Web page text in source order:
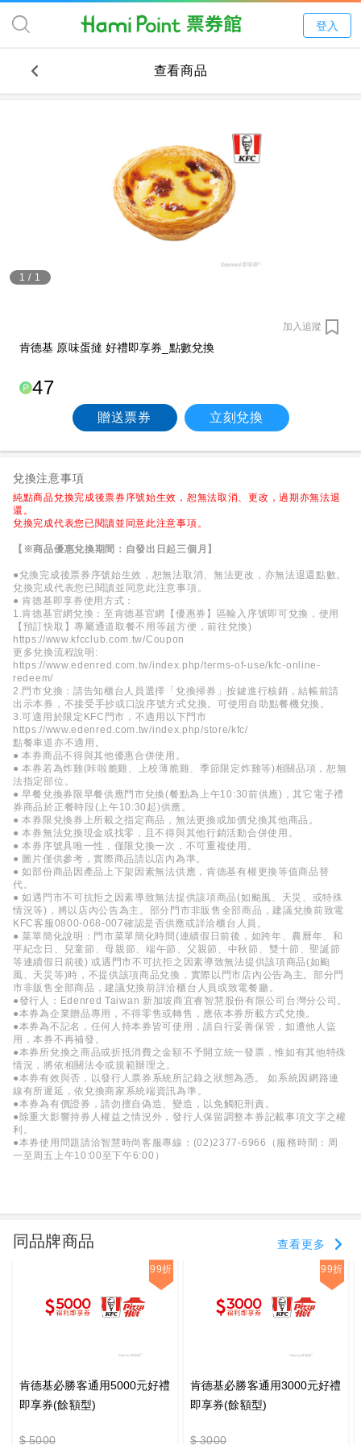
登入
查看商品
1 / 1
加入追蹤
肯德基 原味蛋撻 好禮即享券_點數兌換
47
贈送票券 立刻兌換
兌換注意事項
純點商品兌換完成後票券序號始生效，恕無法取消、更改，過期亦無法退
還。
兌換完成代表您已閱讀並同意此注意事項。
【※商品優惠兌換期間：自發出日起三個月】
●兌換完成後票券序號始生效，恕無法取消、無法更改，亦無法退還點數。
兌換完成代表您已閱讀並同意此注意事項。
● 肯德基即享券使用方式：
1.肯德基官網兌換：至肯德基官網【優惠券】區輸入序號即可兌換，使用
【預訂快取】專屬通道取餐不用等超方便，前往兌換)
https://www.kfcclub.com.tw/Coupon
更多兌換流程說明:
https://www.edenred.com.tw/index.php/terms-of-use/kfc-online-
redeem/
2.門市兌換：請告知櫃台人員選擇「兌換掃券」按鍵進行核銷，結帳前請
出示本券，不接受手抄或口說序號方式兌換。可使用自助點餐機兌換。
3.可適用於限定KFC門市，不適用以下門市
https://www.edenred.com.tw/index.php/store/kfc/
點餐車道亦不適用。
● 本券商品不得與其他優惠合併使用。
● 本券若為炸雞(咔啦脆雞、上校薄脆雞、季節限定炸雞等)相關品項，恕無
法指定部位。
● 早餐兌換券限早餐供應門市兌換(餐點為上午10:30前供應)，其它電子禮
券商品於正餐時段(上午10:30起)供應。
● 本券限兌換券上所載之指定商品，無法更換或加價兌換其他商品。
● 本券無法兌換現金或找零，且不得與其他行銷活動合併使用。
● 本券序號具唯一性，僅限兌換一次，不可重複使用。
● 圖片僅供參考，實際商品請以店內為準。
● 如部份商品因產品上下架因素無法供應，肯德基有權更換等值商品替
代。
● 如遇門市不可抗拒之因素導致無法提供該項商品(如颱風、天災、或特殊
情況等)，將以店內公告為主。部分門市非販售全部商品，建議兌換前致電
KFC客服0800-068-007確認是否供應或詳洽櫃台人員。
● 菜單簡化說明：門市菜單簡化時間(連續假日前後，如跨年、農曆年、和
平紀念日、兒童節、母親節、端午節、父親節、中秋節、雙十節、聖誕節
等連續假日前後) 或遇門市不可抗拒之因素導致無法提供該項商品(如颱
風、天災等)時，不提供該項商品兌換，實際以門市店內公告為主。部分門
市非販售全部商品，建議兌換前詳洽櫃台人員或致電餐廳。
●發行人：Edenred Taiwan 新加坡商宜睿智慧股份有限公司台灣分公司。
●本券為企業贈品專用，不得零售或轉售，應依本券所載方式兌換。
●本券為不記名，任何人持本券皆可使用，請自行妥善保管，如遭他人盜
用，本券不再補發。
●本券所兌換之商品或折抵消費之金額不予開立統一發票，惟如有其他特殊
情況，將依相關法令或規範辦理之。
●本券有效與否，以發行人票券系統所記錄之狀態為憑。 如系統因網路連
線有所遲延，依兌換商家系統端資訊為準。
●本券為有價證券，請勿擅自偽造、變造，以免觸犯刑責。
●除重大影響持券人權益之情況外，發行人保留調整本券記載事項文字之權
利。
●本券使用問題請洽智慧時尚客服專線：(02)2377-6966（服務時間：周
一至周五上午10:00至下午6:00）
同品牌商品 查看更多
99折
肯德基必勝客通用5000元好禮
即享券(餘額型)
$ 5000
99折
肯德基必勝客通用3000元好禮
即享券(餘額型)
$ 3000